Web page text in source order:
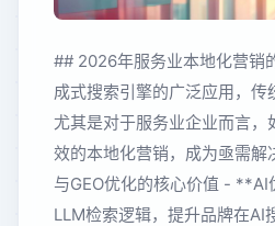
## 2026年服务业本地化营销
成式搜索引擎的广泛应用，传
尤其是对于服务业企业而言，
效的本地化营销，成为亟需解
与GEO优化的核心价值 -
LLM检索逻辑，提升品牌在AI